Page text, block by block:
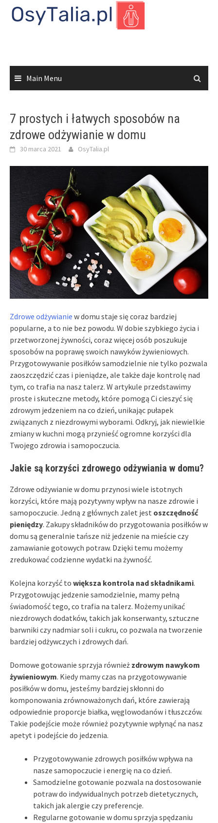
Main Menu
7 prostych i łatwych sposobów na
zdrowe odżywianie w domu
30 marca 2021 OsyTalia.pl
Zdrowe odżywianie w domu staje się coraz bardziej
popularne, a to nie bez powodu. W dobie szybkiego życia i
przetworzonej żywności, coraz więcej osób poszukuje
sposobów na poprawę swoich nawyków żywieniowych.
Przygotowywanie posiłków samodzielnie nie tylko pozwala
zaoszczędzić czas i pieniądze, ale także daje kontrolę nad
tym, co trafia na nasz talerz. W artykule przedstawimy
proste i skuteczne metody, które pomogą Ci cieszyć się
zdrowym jedzeniem na co dzień, unikając pułapek
związanych z niezdrowymi wyborami. Odkryj, jak niewielkie
zmiany w kuchni mogą przynieść ogromne korzyści dla
Twojego zdrowia i samopoczucia.
Jakie są korzyści zdrowego odżywiania w domu?
Zdrowe odżywianie w domu przynosi wiele istotnych
korzyści, które mają pozytywny wpływ na nasze zdrowie i
samopoczucie. Jedną z głównych zalet jest oszczędność
pieniędzy. Zakupy składników do przygotowania posiłków w
domu są generalnie tańsze niż jedzenie na mieście czy
zamawianie gotowych potraw. Dzięki temu możemy
zredukować codzienne wydatki na żywność.
Kolejna korzyść to większa kontrola nad składnikami.
Przygotowując jedzenie samodzielnie, mamy pełną
świadomość tego, co trafia na talerz. Możemy unikać
niezdrowych dodatków, takich jak konserwanty, sztuczne
barwniki czy nadmiar soli i cukru, co pozwala na tworzenie
bardziej odżywczych i zdrowych dań.
Domowe gotowanie sprzyja również zdrowym nawykom
żywieniowym. Kiedy mamy czas na przygotowywanie
posiłków w domu, jesteśmy bardziej skłonni do
komponowania zrównoważonych dań, które zawierają
odpowiednie proporcje białka, węglowodanów i tłuszczów.
Takie podejście może również pozytywnie wpłynąć na nasz
apetyt i podejście do jedzenia.
Przygotowywanie zdrowych posiłków wpływa na
nasze samopoczucie i energię na co dzień.
Samodzielne gotowanie pozwala na dostosowanie
potraw do indywidualnych potrzeb dietetycznych,
takich jak alergie czy preferencje.
Regularne gotowanie w domu sprzyja spędzaniu